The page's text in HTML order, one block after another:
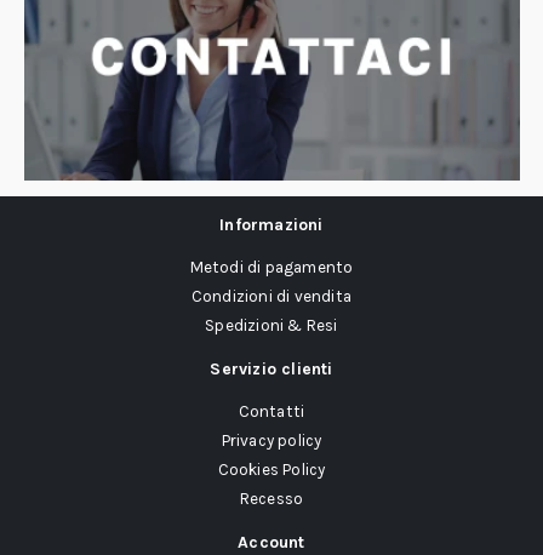
Informazioni
Metodi di pagamento
Condizioni di vendita
Spedizioni & Resi
Servizio clienti
Contatti
Privacy policy
Cookies Policy
Recesso
Account